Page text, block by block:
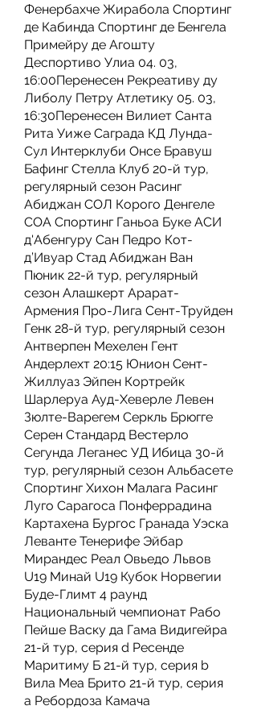
Фенербахче Жирабола Спортинг
де Кабинда Спортинг де Бенгела
Примейру де Агошту
Деспортиво Улиа 04. 03,
16:00Перенесен Рекреативу ду
Либолу Петру Атлетику 05. 03,
16:30Перенесен Вилиет Санта
Рита Уиже Саграда КД Лунда-
Сул Интерклуби Онсе Бравуш
Бафинг Стелла Клуб 20-й тур,
регулярный сезон Расинг
Абиджан СОЛ Корого Денгеле
СОА Спортинг Ганьоа Буке АСИ
д'Абенгуру Сан Педро Кот-
д’Ивуар Стад Абиджан Ван
Пюник 22-й тур, регулярный
сезон Алашкерт Арарат-
Армения Про-Лига Сент-Труйден
Генк 28-й тур, регулярный сезон
Антверпен Мехелен Гент
Андерлехт 20:15 Юнион Сент-
Жиллуаз Эйпен Кортрейк
Шарлеруа Ауд-Хеверле Левен
Зюлте-Варегем Серкль Брюгге
Серен Стандард Вестерло
Сегунда Леганес УД Ибица 30-й
тур, регулярный сезон Альбасете
Спортинг Хихон Малага Расинг
Луго Сарагоса Понферрадина
Картахена Бургос Гранада Уэска
Леванте Тенерифе Эйбар
Мирандес Реал Овьедо Львов
U19 Минай U19 Кубок Норвегии
Буде-Глимт 4 раунд
Национальный чемпионат Рабо
Пейше Васку да Гама Видигейра
21-й тур, серия d Ресенде
Маритиму Б 21-й тур, серия b
Вила Меа Брито 21-й тур, серия
а Ребордоза Камача